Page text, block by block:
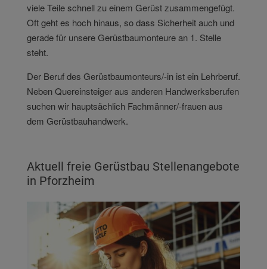
viele Teile schnell zu einem Gerüst zusammengefügt.
Oft geht es hoch hinaus, so dass Sicherheit auch und
gerade für unsere Gerüstbaumonteure an 1. Stelle
steht.
Der Beruf des Gerüstbaumonteurs/-in ist ein Lehrberuf.
Neben Quereinsteiger aus anderen Handwerksberufen
suchen wir hauptsächlich Fachmänner/-frauen aus
dem Gerüstbauhandwerk.
Aktuell freie Gerüstbau Stellenangebote
in Pforzheim